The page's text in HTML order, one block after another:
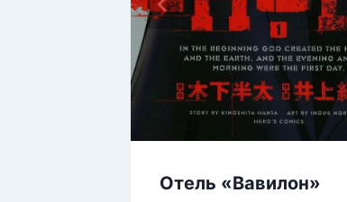
Отель «Вавилон»